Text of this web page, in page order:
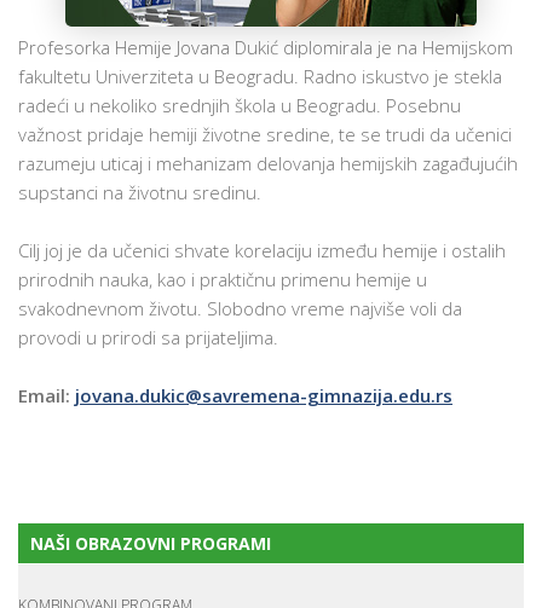
Profesorka Hemije Jovana Dukić diplomirala je na Hemijskom
fakultetu Univerziteta u Beogradu. Radno iskustvo je stekla
radeći u nekoliko srednjih škola u Beogradu. Posebnu
važnost pridaje hemiji životne sredine, te se trudi da učenici
razumeju uticaj i mehanizam delovanja hemijskih zagađujućih
supstanci na životnu sredinu.
Cilj joj je da učenici shvate korelaciju između hemije i ostalih
prirodnih nauka, kao i praktičnu primenu hemije u
svakodnevnom životu. Slobodno vreme najviše voli da
provodi u prirodi sa prijateljima.
Email: jovana.dukic@savremena-gimnazija.edu.rs
NAŠI OBRAZOVNI PROGRAMI